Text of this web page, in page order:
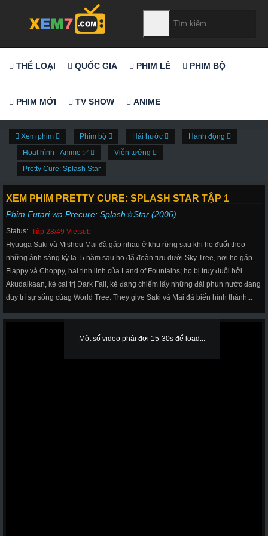
THỂ LOẠI QUỐC GIA PHIM LẺ PHIM BỘ
PHIM MỚI TV SHOW ANIME
Xem phim Phim bộ Hài hước
Hành động
Hoạt hình - Anime ✅
Viễn tưởng
Pretty Cure: Splash Star
XEM PHIM PRETTY CURE: SPLASH STAR TẬP 1
Phim Futari wa Precure: Splash☆Star (2006)
Status: Tập 28/49 Vietsub
Hyuuga Saki và Mishou Mai đã gặp nhau ở khu rừng sau khi họ đuổi theo
những ánh sáng kỳ lạ. 5 năm sau họ đã đoàn tựu dưới Sky Tree, nơi họ gặp
Flappy và Choppy, hai tinh linh của Land of Fountains; họ bị truy đuổi bởi
Akudaikaan, kẻ cai trị Dark Fall, kẻ đang chiếm lấy những đài phun nước đang
duy trì sự sống củag World Tree. They give Saki và Mai đã biến hình thành...
Một số video phải đợi 15-30s để load...